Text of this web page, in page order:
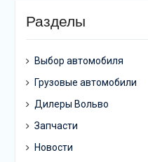
Разделы
Выбор автомобиля
Грузовые автомобили
Дилеры Вольво
Запчасти
Новости